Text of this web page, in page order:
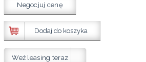
Negocjuj cenę
Dodaj do koszyka
Weź leasing teraz